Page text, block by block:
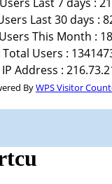
Last 30 days :
Users This Month :
Total Users :
Address :
ByWPS Visitor